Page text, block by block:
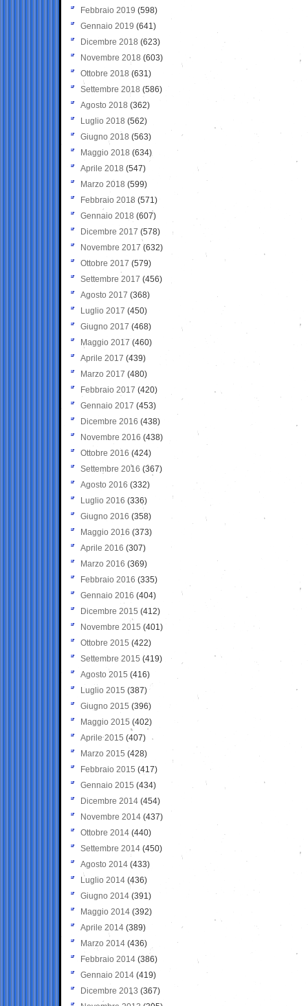
Febbraio 2019 (598)
Gennaio 2019 (641)
Dicembre 2018 (623)
Novembre 2018 (603)
Ottobre 2018 (631)
Settembre 2018 (586)
Agosto 2018 (362)
Luglio 2018 (562)
Giugno 2018 (563)
Maggio 2018 (634)
Aprile 2018 (547)
Marzo 2018 (599)
Febbraio 2018 (571)
Gennaio 2018 (607)
Dicembre 2017 (578)
Novembre 2017 (632)
Ottobre 2017 (579)
Settembre 2017 (456)
Agosto 2017 (368)
Luglio 2017 (450)
Giugno 2017 (468)
Maggio 2017 (460)
Aprile 2017 (439)
Marzo 2017 (480)
Febbraio 2017 (420)
Gennaio 2017 (453)
Dicembre 2016 (438)
Novembre 2016 (438)
Ottobre 2016 (424)
Settembre 2016 (367)
Agosto 2016 (332)
Luglio 2016 (336)
Giugno 2016 (358)
Maggio 2016 (373)
Aprile 2016 (307)
Marzo 2016 (369)
Febbraio 2016 (335)
Gennaio 2016 (404)
Dicembre 2015 (412)
Novembre 2015 (401)
Ottobre 2015 (422)
Settembre 2015 (419)
Agosto 2015 (416)
Luglio 2015 (387)
Giugno 2015 (396)
Maggio 2015 (402)
Aprile 2015 (407)
Marzo 2015 (428)
Febbraio 2015 (417)
Gennaio 2015 (434)
Dicembre 2014 (454)
Novembre 2014 (437)
Ottobre 2014 (440)
Settembre 2014 (450)
Agosto 2014 (433)
Luglio 2014 (436)
Giugno 2014 (391)
Maggio 2014 (392)
Aprile 2014 (389)
Marzo 2014 (436)
Febbraio 2014 (386)
Gennaio 2014 (419)
Dicembre 2013 (367)